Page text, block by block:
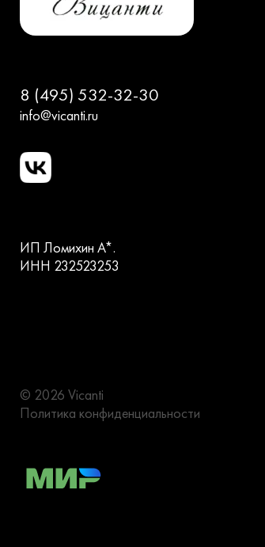
8 (495) 532-32-30
info@vicanti.ru
ИП Ломихин А*.
ИНН 232523253
© 2026 Vicanti
Политика конфиденциальности